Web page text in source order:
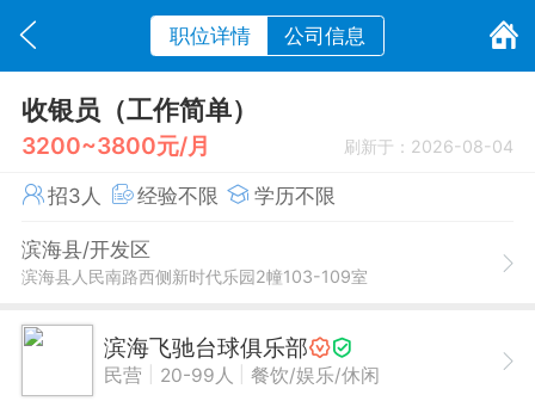
职位详情 公司信息
收银员（工作简单）
3200~3800元/月 刷新于：2026-08-04
招3人 经验不限 学历不限
滨海县/开发区
滨海县人民南路西侧新时代乐园2幢103-109室
滨海飞驰台球俱乐部
民营 20-99人 餐饮/娱乐/休闲